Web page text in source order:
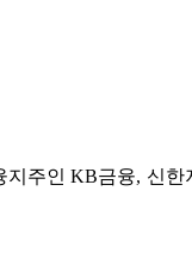
주인 KB금융, 신